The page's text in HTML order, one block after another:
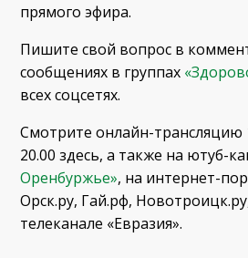
прямого эфира.
Пишите свой вопрос в
сообщениях в группах
всех соцсетях.
Смотрите онлайн-трансляцию
20.00 здесь, а также на ютуб-
Оренбуржье», на интернет-
Орск.ру, Гай.рф,
телеканале «Евразия».